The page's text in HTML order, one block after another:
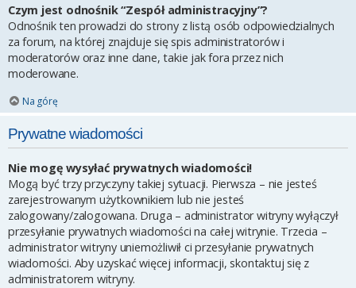
Czym jest odnośnik “Zespół administracyjny”?
Odnośnik ten prowadzi do strony z listą osób odpowiedzialnych
za forum, na której znajduje się spis administratorów i
moderatorów oraz inne dane, takie jak fora przez nich
moderowane.
Na górę
Prywatne wiadomości
Nie mogę wysyłać prywatnych wiadomości!
Mogą być trzy przyczyny takiej sytuacji. Pierwsza – nie jesteś
zarejestrowanym użytkownikiem lub nie jesteś
zalogowany/zalogowana. Druga – administrator witryny wyłączył
przesyłanie prywatnych wiadomości na całej witrynie. Trzecia –
administrator witryny uniemożliwił ci przesyłanie prywatnych
wiadomości. Aby uzyskać więcej informacji, skontaktuj się z
administratorem witryny.